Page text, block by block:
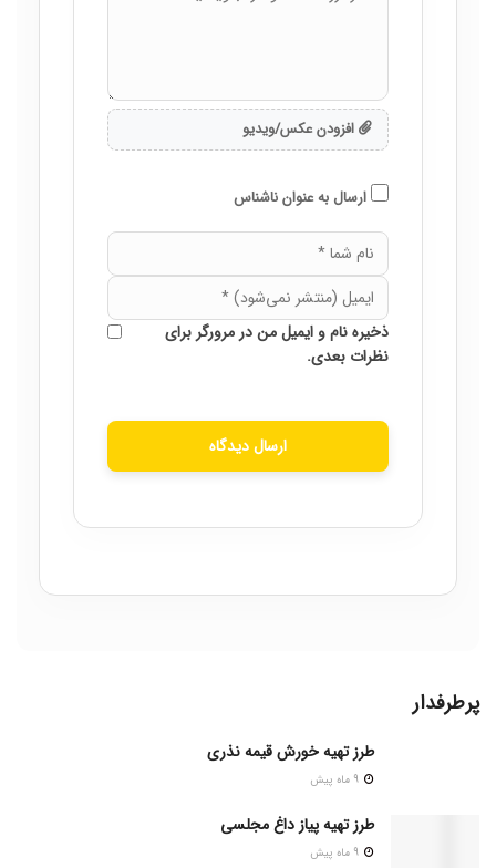
افزودن عکس/ویدیو
ارسال به عنوان ناشناس
ذخیره نام و ایمیل من در مرورگر برای
نظرات بعدی.
ارسال دیدگاه
پرطرفدار
طرز تهیه خورش قیمه نذری
طرز تهیه پیاز داغ مجلسی